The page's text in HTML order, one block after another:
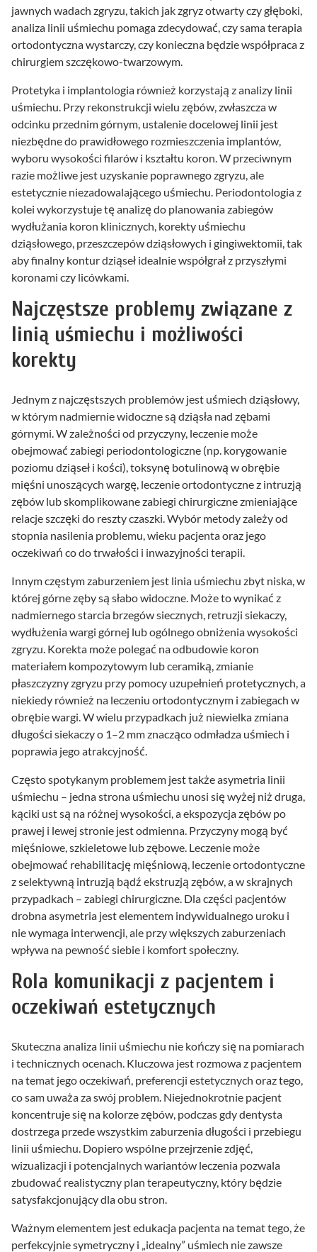
jawnych wadach zgryzu, takich jak zgryz otwarty czy głęboki,
analiza linii uśmiechu pomaga zdecydować, czy sama terapia
ortodontyczna wystarczy, czy konieczna będzie współpraca z
chirurgiem szczękowo-twarzowym.
Protetyka i implantologia również korzystają z analizy linii
uśmiechu. Przy rekonstrukcji wielu zębów, zwłaszcza w
odcinku przednim górnym, ustalenie docelowej linii jest
niezbędne do prawidłowego rozmieszczenia implantów,
wyboru wysokości filarów i kształtu koron. W przeciwnym
razie możliwe jest uzyskanie poprawnego zgryzu, ale
estetycznie niezadowalającego uśmiechu. Periodontologia z
kolei wykorzystuje tę analizę do planowania zabiegów
wydłużania koron klinicznych, korekty uśmiechu
dziąsłowego, przeszczepów dziąsłowych i gingiwektomii, tak
aby finalny kontur dziąseł idealnie współgrał z przyszłymi
koronami czy licówkami.
Najczęstsze problemy związane z
linią uśmiechu i możliwości
korekty
Jednym z najczęstszych problemów jest uśmiech dziąsłowy,
w którym nadmiernie widoczne są dziąsła nad zębami
górnymi. W zależności od przyczyny, leczenie może
obejmować zabiegi periodontologiczne (np. korygowanie
poziomu dziąseł i kości), toksynę botulinową w obrębie
mięśni unoszących wargę, leczenie ortodontyczne z intruzją
zębów lub skomplikowane zabiegi chirurgiczne zmieniające
relacje szczęki do reszty czaszki. Wybór metody zależy od
stopnia nasilenia problemu, wieku pacjenta oraz jego
oczekiwań co do trwałości i inwazyjności terapii.
Innym częstym zaburzeniem jest linia uśmiechu zbyt niska, w
której górne zęby są słabo widoczne. Może to wynikać z
nadmiernego starcia brzegów siecznych, retruzji siekaczy,
wydłużenia wargi górnej lub ogólnego obniżenia wysokości
zgryzu. Korekta może polegać na odbudowie koron
materiałem kompozytowym lub ceramiką, zmianie
płaszczyzny zgryzu przy pomocy uzupełnień protetycznych, a
niekiedy również na leczeniu ortodontycznym i zabiegach w
obrębie wargi. W wielu przypadkach już niewielka zmiana
długości siekaczy o 1–2 mm znacząco odmładza uśmiech i
poprawia jego atrakcyjność.
Często spotykanym problemem jest także asymetria linii
uśmiechu – jedna strona uśmiechu unosi się wyżej niż druga,
kąciki ust są na różnej wysokości, a ekspozycja zębów po
prawej i lewej stronie jest odmienna. Przyczyny mogą być
mięśniowe, szkieletowe lub zębowe. Leczenie może
obejmować rehabilitację mięśniową, leczenie ortodontyczne
z selektywną intruzją bądź ekstruzją zębów, a w skrajnych
przypadkach – zabiegi chirurgiczne. Dla części pacjentów
drobna asymetria jest elementem indywidualnego uroku i
nie wymaga interwencji, ale przy większych zaburzeniach
wpływa na pewność siebie i komfort społeczny.
Rola komunikacji z pacjentem i
oczekiwań estetycznych
Skuteczna analiza linii uśmiechu nie kończy się na pomiarach
i technicznych ocenach. Kluczowa jest rozmowa z pacjentem
na temat jego oczekiwań, preferencji estetycznych oraz tego,
co sam uważa za swój problem. Niejednokrotnie pacjent
koncentruje się na kolorze zębów, podczas gdy dentysta
dostrzega przede wszystkim zaburzenia długości i przebiegu
linii uśmiechu. Dopiero wspólne przejrzenie zdjęć,
wizualizacji i potencjalnych wariantów leczenia pozwala
zbudować realistyczny plan terapeutyczny, który będzie
satysfakcjonujący dla obu stron.
Ważnym elementem jest edukacja pacjenta na temat tego, że
perfekcyjnie symetryczny i „idealny” uśmiech nie zawsze